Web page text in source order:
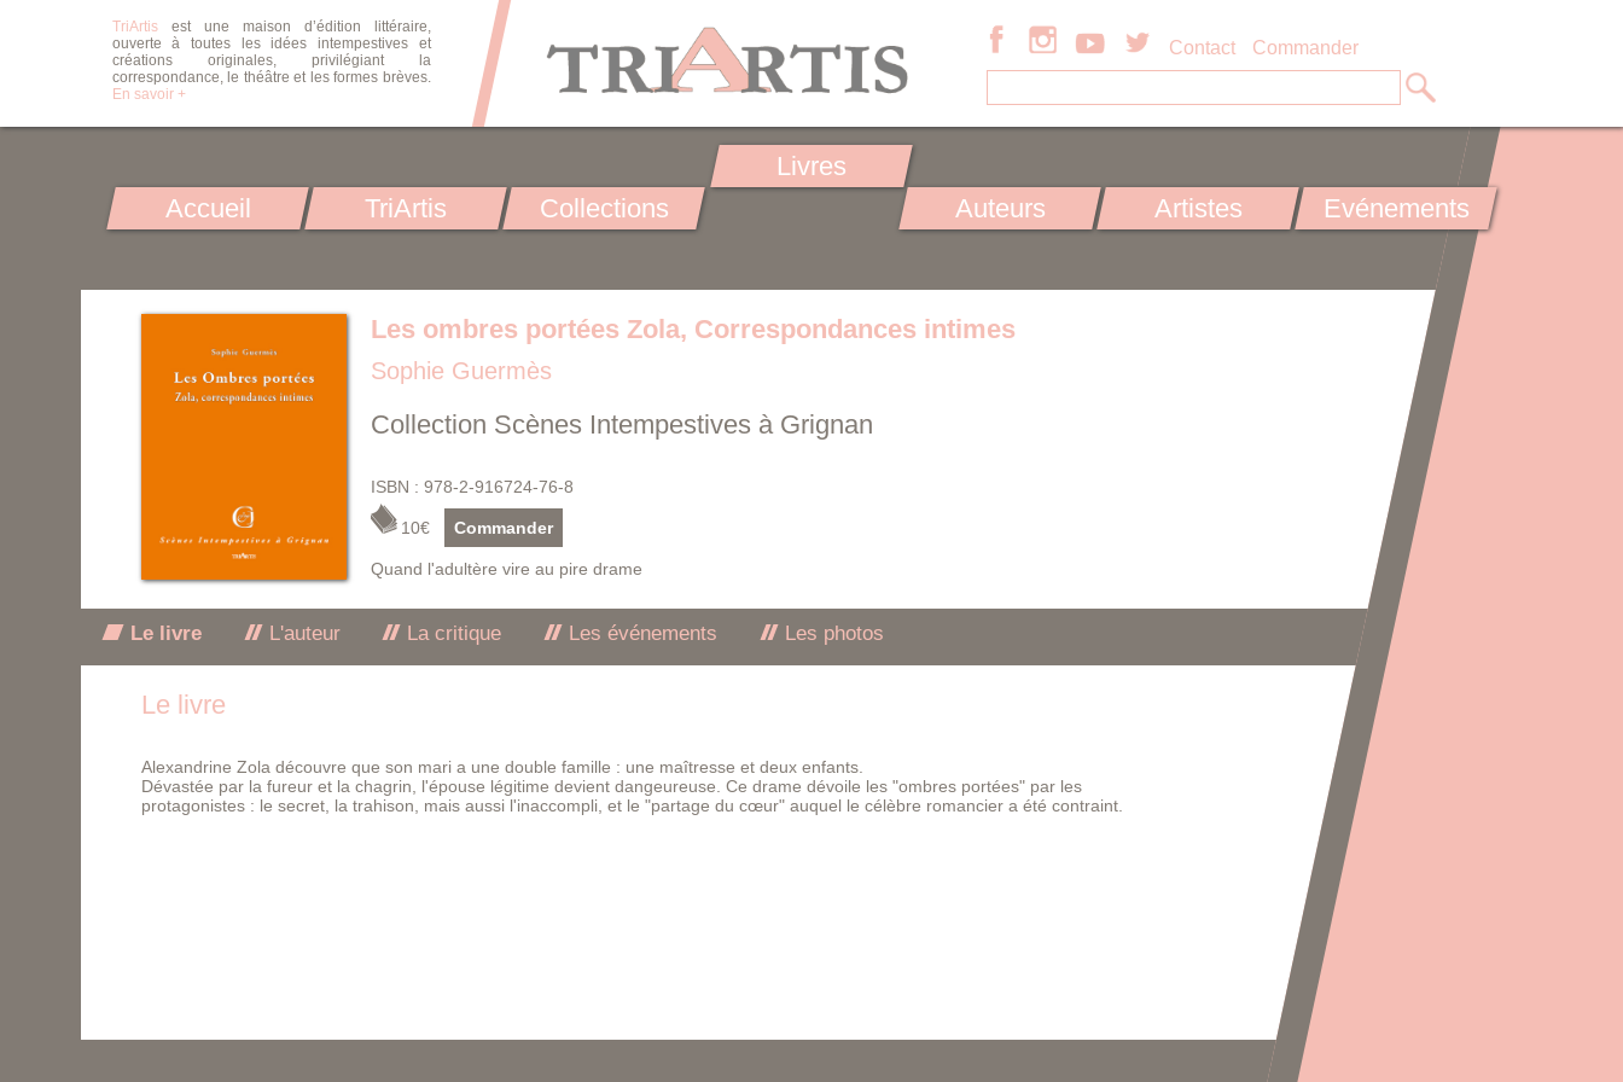
TriArtisest une maison d’édition littéraire,
ouverte à toutes les idées intempestives et
créations originales, privilégiant la
correspondance, le théâtre et les formes brèves.
En savoir +
Contact Commander
Accueil TriArtis Collections
Livres
Auteurs
Artistes Evénements
Les ombres portées Zola, Correspondances intimes
Sophie Guermès
Collection Scènes Intempestives à Grignan
ISBN : 978-2-916724-76-8
10€ Commander
Quand l'adultère vire au pire drame
Le livre L'auteur La critique Les événements Les photos
Le livre
Alexandrine Zola découvre que son mari a une double famille : une maîtresse et deux enfants.
Dévastée par la fureur et la chagrin, l'épouse légitime devient dangeureuse. Ce drame dévoile les "ombres portées" par les
protagonistes : le secret, la trahison, mais aussi l'inaccompli, et le "partage du cœur" auquel le célèbre romancier a été contraint.